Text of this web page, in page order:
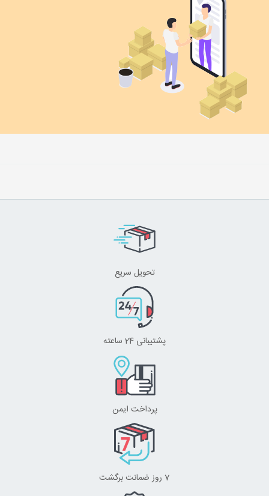
تحویل سریع
پشتیبانی 24 ساعته
پرداخت ایمن
7 روز ضمانت برگشت